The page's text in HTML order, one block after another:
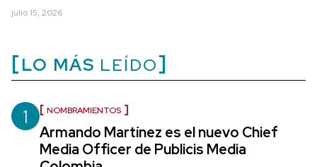
julio 15, 2026
LO MÁS LEÍDO
1 NOMBRAMIENTOS
Armando Martínez es el nuevo Chief
Media Officer de Publicis Media